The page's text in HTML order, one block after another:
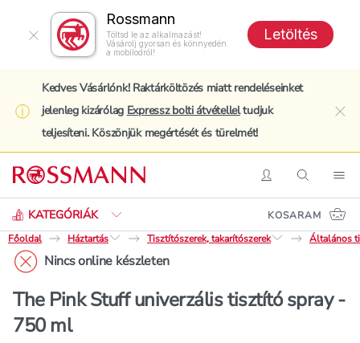
Rossmann
Töltsd le az alkalmazást!
Vásárolj gyorsan és könnyedén
a mobilodról!
Letöltés
Kedves Vásárlónk! Raktárköltözés miatt rendeléseinket
jelenleg kizárólag Expressz bolti átvételleltudjuk
teljesíteni. Köszönjük megértését és türelmét!
BelépésKeresés
KATEGÓRIÁK
Keresés
KOSARAM
Főoldal
Háztartás Tisztítószerek, takarítószerek Általános
Nincs online készleten
The Pink Stuff univerzális tisztító spray -
750 ml